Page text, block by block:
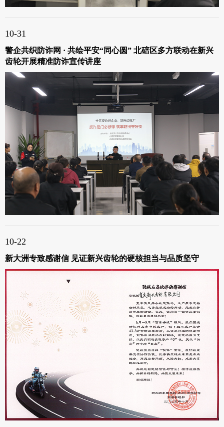
10-31
警企共织防诈网 · 共绘平安“同心圆” 北碚区多方联动在新兴
齿轮开展精准防诈宣传讲座
10-22
新大洲专致感谢信 见证新兴齿轮的硬核担当与品质坚守